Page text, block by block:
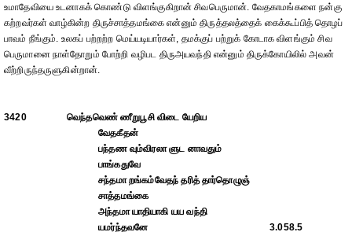
உமாதேவியை உடனாகக் கொண்டு விளங்குகிறான் சிவபெருமான். வேதகாமங்களை நன்கு
கற்றவர்கள் வாழ்கின்ற திருச்சாத்தமங்கை என்னும் திருத்தலத்தைக் கைக்கூப்பித் தொழப்
பாவம் நீங்கும். உலகப் பற்றற்ற மெய்யடியார்கள், தமக்குப் பற்றுக் கோடாக விளங்கும் சிவ
பெருமானை நாள்தோறும் போற்றி வழிபட திருஅயவந்தி என்னும் திருக்கோயிலில் அவன்
வீற்றிருந்தருளுகின்றான்.
3420
வெந்தவெண் ணீறுபூசி விடை யேறிய
வேதகீதன்
பந்தண வும்விரலா ளுட னாவதும்
பாங்கதுவே
சந்தமா றங்கம்வேதந் தரித் தார்தொழுஞ்
சாத்தமங்கை
அந்தமா யாதியாகி யய வந்தி
யமர்ந்தவனே
3.058.5